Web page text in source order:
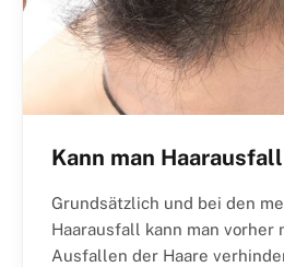
Kann man
Grundsätzlich und bei den
Haarausfall kann man vorher
Ausfallen der Haare